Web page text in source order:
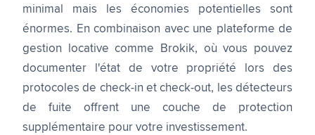
minimal mais les économies potentielles sont
énormes. En combinaison avec une plateforme de
gestion locative comme Brokik, où vous pouvez
documenter l'état de votre propriété lors des
protocoles de check-in et check-out, les détecteurs
de fuite offrent une couche de protection
supplémentaire pour votre investissement.